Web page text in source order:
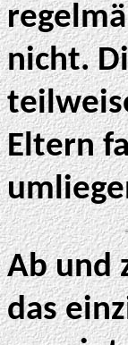
nicht.
Eltern
Ab und
das